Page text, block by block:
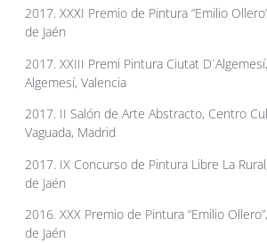
2017. XXXI Premio de Pintura “Emilio
de Jaén
2017. XXIII Premi Pintura Ciutat
Algemesí, Valencia
2017. II Salón de Arte Abstracto, Centro
Vaguada, Madrid
2017. IX Concurso de Pintura Libre La
de Jaén
2016. XXX Premio de Pintura “Emilio
de Jaén